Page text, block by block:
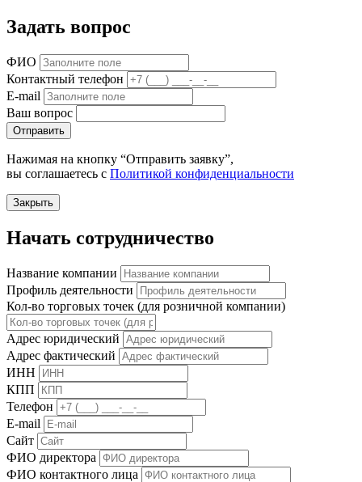
Задать вопрос
ФИО
Контактный телефон
E-mail
Ваш вопрос
Отправить
Нажимая на кнопку “Отправить заявку”,
вы соглашаетесь с Политикой конфиденциальности
Закрыть
Начать сотрудничество
Название компании
Профиль деятельности
Кол-во торговых точек (для розничной компании)
Адрес юридический
Адрес фактический
ИНН
КПП
Телефон
E-mail
Сайт
ФИО директора
ФИО контактного лица